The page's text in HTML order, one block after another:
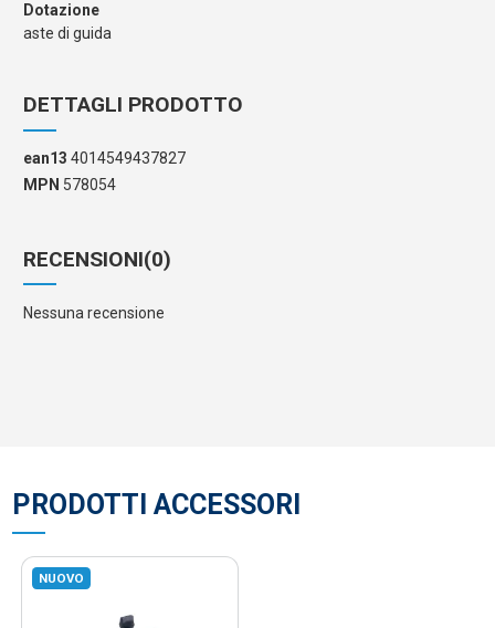
Dotazione
aste di guida
DETTAGLI PRODOTTO
ean13 4014549437827
MPN 578054
RECENSIONI(0)
Nessuna recensione
PRODOTTI ACCESSORI
NUOVO